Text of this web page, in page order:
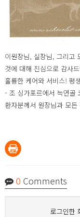
이원장님, 실장님, 그리고
것에 대해 진심으로 감사
훌륭한 케어와 서비스! 평
- 조 싱가포르에서 늑연골
환자분께서 원장님과 모
0 Comments
로그인한